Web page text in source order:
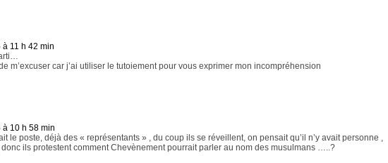
11 h 42 min
m’excuser car j’ai utiliser le tutoiement pour vous exprimer mon incompréhension
à 10 h 58 min
le poste, déjà des « représentants » , du coup ils se réveillent, on pensait qu’il n’y avait personne ,
ils protestent comment Chevènement pourrait parler au nom des musulmans …..?